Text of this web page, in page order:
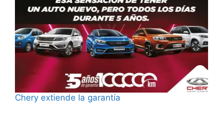
Chery extiende la garantía